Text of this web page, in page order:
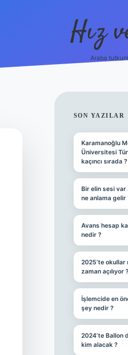
Hız
Araba
SON YAZILAR
Karamanoğlu
Üniversitesi
kaçıncı sırada ?
Bir elin sesi var
ne anlama gelir
Avans hesap
nedir ?
2025’te okullar
zaman açılıyor ?
İşlemcide en
şey nedir ?
2024’te Ballon
kim alacak ?